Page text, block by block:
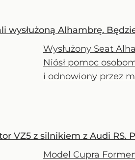
wysłużoną Alhambrę.
Wysłużony Seat
Niósł pomoc
i odnowiony przez
VZ5 z silnikiem z Audi RS.
Model Cupra